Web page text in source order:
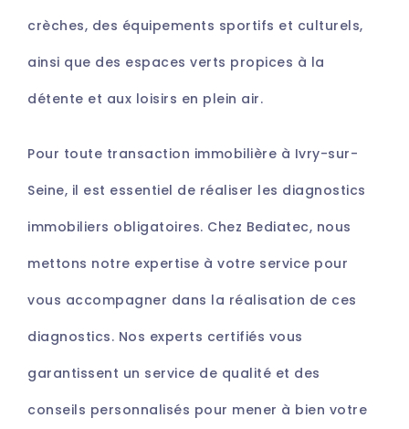
crèches, des équipements sportifs et culturels,
ainsi que des espaces verts propices à la
détente et aux loisirs en plein air.
Pour toute transaction immobilière à Ivry-sur-
Seine, il est essentiel de réaliser les diagnostics
immobiliers obligatoires. Chez Bediatec, nous
mettons notre expertise à votre service pour
vous accompagner dans la réalisation de ces
diagnostics. Nos experts certifiés vous
garantissent un service de qualité et des
conseils personnalisés pour mener à bien votre